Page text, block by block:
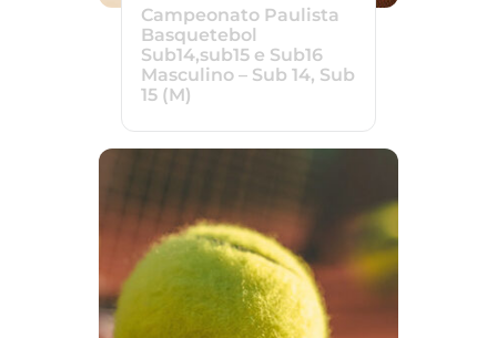
Campeonato Paulista
Basquetebol
Sub14,sub15 e Sub16
Masculino – Sub 14, Sub
15 (M)